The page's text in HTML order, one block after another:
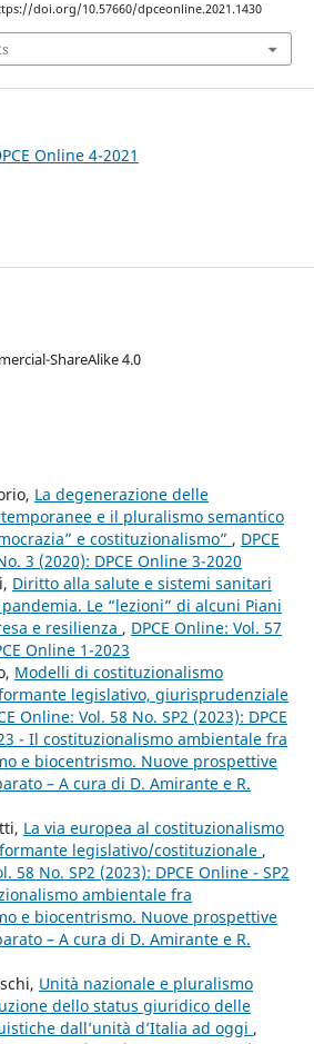
doi.org/10.57660/dpceonline.2021.1430
Online 4-2021
ShareAlike 4.0
La degenerazione delle
e il pluralismo semantico
e costituzionalismo” , DPCE
3 (2020): DPCE Online 3-2020
Diritto alla salute e sistemi sanitari
Le “lezioni” di alcuni Piani
e resilienza , DPCE Online: Vol. 57
Online 1-2023
Modelli di costituzionalismo
legislativo, giurisprudenziale
Online: Vol. 58 No. SP2 (2023): DPCE
- Il costituzionalismo ambientale fra
e biocentrismo. Nuove prospettive
– A cura di D. Amirante e R.
La via europea al costituzionalismo
legislativo/costituzionale ,
58 No. SP2 (2023): DPCE Online - SP2
ambientale fra
e biocentrismo. Nuove prospettive
– A cura di D. Amirante e R.
Unità nazionale e pluralismo
dello status giuridico delle
dall’unità d’Italia ad oggi ,